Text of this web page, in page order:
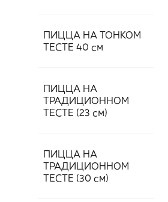
ПИЦЦА НА ТОНКОМ
ТЕСТЕ 40 см
ПИЦЦА НА
ТРАДИЦИОННОМ
ТЕСТЕ (23 см)
ПИЦЦА НА
ТРАДИЦИОННОМ
ТЕСТЕ (30 см)